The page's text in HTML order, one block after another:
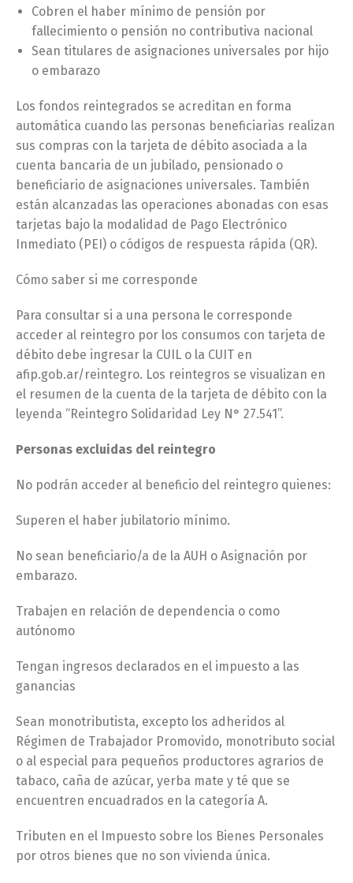
Cobren el haber mínimo de pensión por
fallecimiento o pensión no contributiva nacional
Sean titulares de asignaciones universales por hijo
o embarazo
Los fondos reintegrados se acreditan en forma
automática cuando las personas beneficiarias realizan
sus compras con la tarjeta de débito asociada a la
cuenta bancaria de un jubilado, pensionado o
beneficiario de asignaciones universales. También
están alcanzadas las operaciones abonadas con esas
tarjetas bajo la modalidad de Pago Electrónico
Inmediato (PEI) o códigos de respuesta rápida (QR).
Cómo saber si me corresponde
Para consultar si a una persona le corresponde
acceder al reintegro por los consumos con tarjeta de
débito debe ingresar la CUIL o la CUIT en
afip.gob.ar/reintegro. Los reintegros se visualizan en
el resumen de la cuenta de la tarjeta de débito con la
leyenda “Reintegro Solidaridad Ley N° 27.541”.
Personas excluidas del reintegro
No podrán acceder al beneficio del reintegro quienes:
Superen el haber jubilatorio mínimo.
No sean beneficiario/a de la AUH o Asignación por
embarazo.
Trabajen en relación de dependencia o como
autónomo
Tengan ingresos declarados en el impuesto a las
ganancias
Sean monotributista, excepto los adheridos al
Régimen de Trabajador Promovido, monotributo social
o al especial para pequeños productores agrarios de
tabaco, caña de azúcar, yerba mate y té que se
encuentren encuadrados en la categoría A.
Tributen en el Impuesto sobre los Bienes Personales
por otros bienes que no son vivienda única.